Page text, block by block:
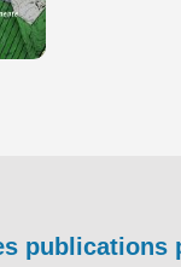
publications